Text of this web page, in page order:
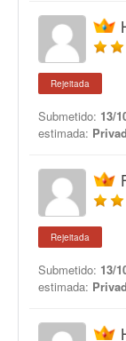
Rejeitada
Submetido: 13/
estimada:
Rejeitada
Submetido: 13/
estimada: